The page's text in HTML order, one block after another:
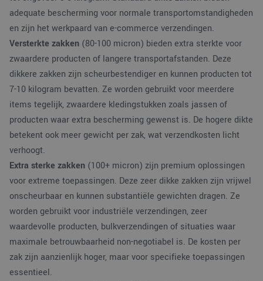
adequate bescherming voor normale transportomstandigheden
en zijn het werkpaard van e-commerce verzendingen.
Versterkte zakken (80-100 micron) bieden extra sterkte voor
zwaardere producten of langere transportafstanden. Deze
dikkere zakken zijn scheurbestendiger en kunnen producten tot
7-10 kilogram bevatten. Ze worden gebruikt voor meerdere
items tegelijk, zwaardere kledingstukken zoals jassen of
producten waar extra bescherming gewenst is. De hogere dikte
betekent ook meer gewicht per zak, wat verzendkosten licht
verhoogt.
Extra sterke zakken (100+ micron) zijn premium oplossingen
voor extreme toepassingen. Deze zeer dikke zakken zijn vrijwel
onscheurbaar en kunnen substantiële gewichten dragen. Ze
worden gebruikt voor industriële verzendingen, zeer
waardevolle producten, bulkverzendingen of situaties waar
maximale betrouwbaarheid non-negotiabel is. De kosten per
zak zijn aanzienlijk hoger, maar voor specifieke toepassingen
essentieel.